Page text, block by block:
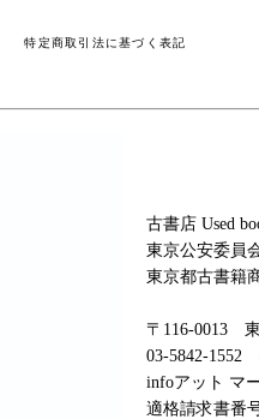
特定商取引法に基づく表記
古書店 Used
東京公安委員
東京都古書籍
〒116-0013
03-5842-1552
infoアット マ
適格請求書番